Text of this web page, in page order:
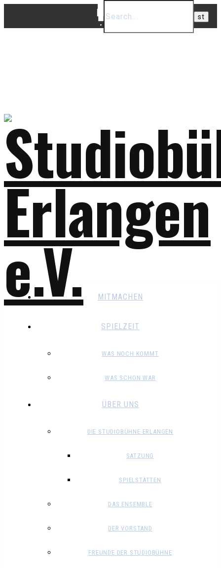
MITMACHEN
SPIELZEIT
WAS NOCH KOMMT
WAS SCHON WAR
ÜBER UNS
DIE STUDIOBÜHNE ERLANGEN
SATZUNG
SPIELSTÄTTEN
DAS ENSEMBLE
DER VORSTAND
FREUNDE DER STUDIOBÜHNE